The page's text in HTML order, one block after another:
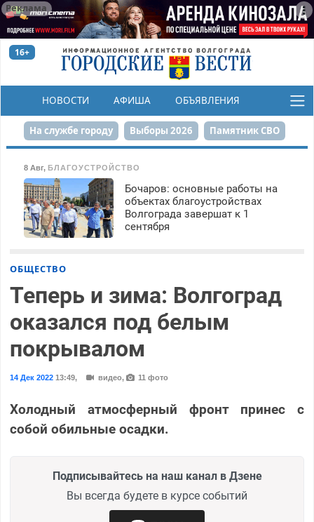
Реклама
16+
НОВОСТИ АФИША ОБЪЯВЛЕНИЯ
КОНКУРСЫ
На службе городу Выборы 2026 Памятник СВО
Сталинград в сердце
Набережная День Победы Реконструкция ЦПКиО
80-летие Победы Парк Героев-летчиков
8 Авг, БЛАГОУСТРОЙСТВО
Бочаров: основные работы на
объектах благоустройствах
Волгограда завершат к 1
сентября
ОБЩЕСТВО
Теперь и зима: Волгоград
оказался под белым
покрывалом
14 Дек 202213:49, видео, 11 фото
Холодный атмосферный фронт принес с
собой обильные осадки.
Подписывайтесь на наш канал в Дзене
Вы всегда будете в курсе событий